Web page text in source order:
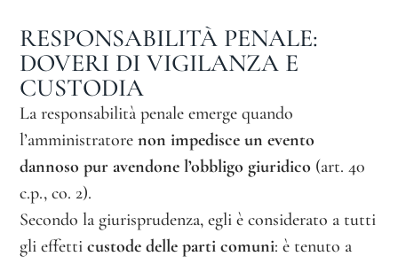
RESPONSABILITÀ PENALE:
DOVERI DI VIGILANZA E
CUSTODIA
La responsabilità penale emerge quando
l’amministratorenon impedisce un evento
dannoso pur avendone l’obbligo giuridico (art. 40
c.p., co. 2).
Secondo la giurisprudenza, egli è considerato a tutti
gli effetticustode delle parti comuni: è tenuto a